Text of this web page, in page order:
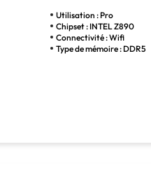
Utilisation : Pro
Chipset : INTEL Z890
Connectivité : Wifi
Type de mémoire : DDR5